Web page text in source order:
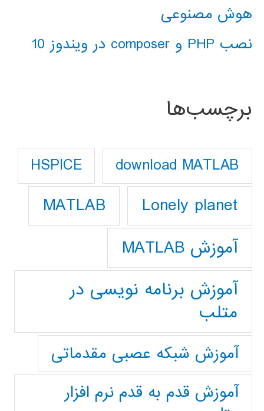
هوش مصنوعی
نصب PHP و composer در ویندوز 10
برچسب‌ها
download MATLAB
HSPICE
Lonely planet
MATLAB
آموزش MATLAB
آموزش برنامه نویسی در
متلب
آموزش شبکه عصبی مقدماتی
آموزش قدم به قدم نرم افزار